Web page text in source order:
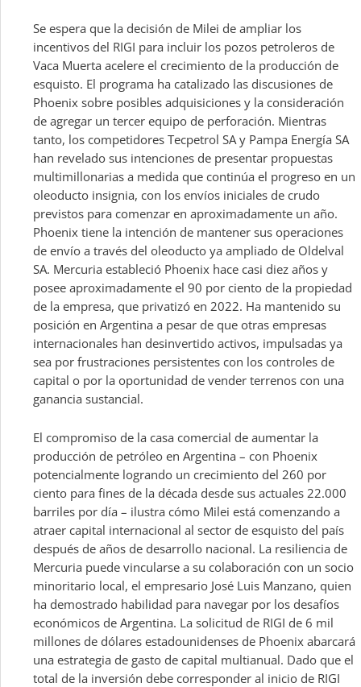
Se espera que la decisión de Milei de ampliar los
incentivos del RIGI para incluir los pozos petroleros de
Vaca Muerta acelere el crecimiento de la producción de
esquisto. El programa ha catalizado las discusiones de
Phoenix sobre posibles adquisiciones y la consideración
de agregar un tercer equipo de perforación. Mientras
tanto, los competidores Tecpetrol SA y Pampa Energía SA
han revelado sus intenciones de presentar propuestas
multimillonarias a medida que continúa el progreso en un
oleoducto insignia, con los envíos iniciales de crudo
previstos para comenzar en aproximadamente un año.
Phoenix tiene la intención de mantener sus operaciones
de envío a través del oleoducto ya ampliado de Oldelval
SA. Mercuria estableció Phoenix hace casi diez años y
posee aproximadamente el 90 por ciento de la propiedad
de la empresa, que privatizó en 2022. Ha mantenido su
posición en Argentina a pesar de que otras empresas
internacionales han desinvertido activos, impulsadas ya
sea por frustraciones persistentes con los controles de
capital o por la oportunidad de vender terrenos con una
ganancia sustancial.
El compromiso de la casa comercial de aumentar la
producción de petróleo en Argentina – con Phoenix
potencialmente logrando un crecimiento del 260 por
ciento para fines de la década desde sus actuales 22.000
barriles por día – ilustra cómo Milei está comenzando a
atraer capital internacional al sector de esquisto del país
después de años de desarrollo nacional. La resiliencia de
Mercuria puede vincularse a su colaboración con un socio
minoritario local, el empresario José Luis Manzano, quien
ha demostrado habilidad para navegar por los desafíos
económicos de Argentina. La solicitud de RIGI de 6 mil
millones de dólares estadounidenses de Phoenix abarcará
una estrategia de gasto de capital multianual. Dado que el
total de la inversión debe corresponder al inicio de RIGI